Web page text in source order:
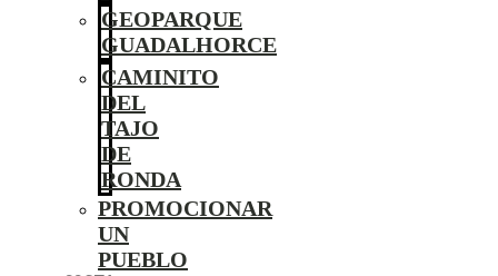
GEOPARQUE
GUADALHORCE
CAMINITO
DEL
TAJO
DE
RONDA
PROMOCIONAR
UN
PUEBLO